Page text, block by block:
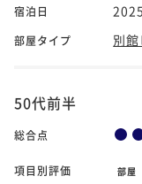
宿泊日
部屋タイプ 別
50代前半
総合点
項目別評価 部屋